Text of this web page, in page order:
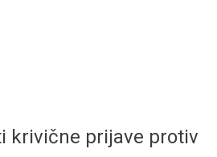
krivične prijave protiv